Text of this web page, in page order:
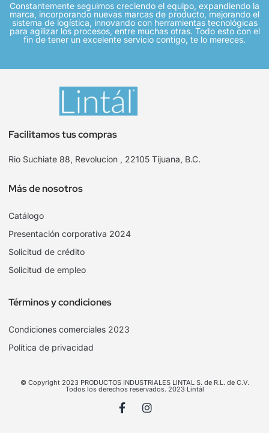
Constantemente seguimos creciendo el equipo, expandiendo la
marca, incorporando nuevas marcas de producto, mejorando el
sistema de logística, innovando con herramientas tecnológicas
para agilizar los procesos, entre muchas otras. Todo esto con el
fin de tener un excelente servicio contigo, te lo mereces.
Facilitamos tus compras
Rio Suchiate 88, Revolucion , 22105 Tijuana, B.C.
Más de nosotros
Catálogo
Presentación corporativa 2024
Solicitud de crédito
Solicitud de empleo
Términos y condiciones
Condiciones comerciales 2023
Política de privacidad
© Copyright 2023 PRODUCTOS INDUSTRIALES LINTAL S. de R.L. de C.V.
Todos los derechos reservados. 2023 Lintál